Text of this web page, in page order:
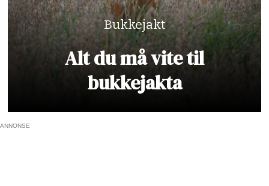
Bukkejakt
Alt du må vite til
bukkejakta
ANNONSE